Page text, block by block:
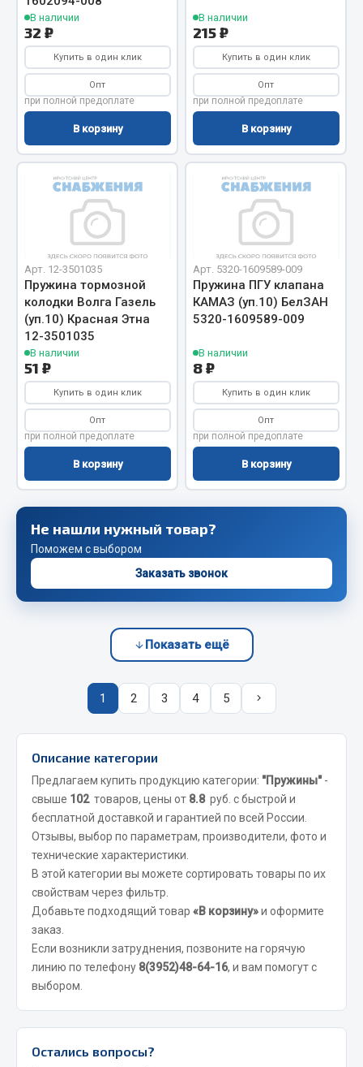
Тормозная система
Двигатель
Подвеска
Система питания
Система выпуска газа
Система охлаждения
Показать ещё
Весь раздел
Запчасти SHAANXI (SHACMAN)
Система питания
Тормозная система
Колеса и шины
Система охлаждения
Подвеска
Оперение кабины
Показать ещё
Подвеска
Система охлаждения
Ось передняя
Тормозная система
Электрооборудование
Показать ещё
Весь раздел
Фильтры
JSB
Mann-filter
Vic
Автоторг
Дифа
Цитрон
Фильтры DONALDSON
Показать ещё
В наличии
32 ₽
Купить в один клик
Опт
при полной предоплате
В корзину
В наличии
215 ₽
Купить в один клик
Опт
при полной предоплате
В корзину
Арт. 12-3501035
Пружина тормозной
колодки Волга Газель
(уп.10) Красная Этна
12-3501035
В наличии
51 ₽
Купить в один клик
Опт
при полной предоплате
В корзину
Арт. 5320-1609589-009
Пружина ПГУ клапана
КАМАЗ (уп.10) БелЗАН
5320-1609589-009
В наличии
8 ₽
Купить в один клик
Опт
при полной предоплате
В корзину
Не нашли нужный товар?
Поможем с выбором
Заказать звонок
Показать ещё
1 2 3 4 5
Описание категории
Предлагаем купить продукцию категории: "Пружины"-
свыше 102 товаров, цены от 8.8 руб. с быстрой и
бесплатной доставкой и гарантией по всей России.
Отзывы, выбор по параметрам, производители, фото и
технические характеристики.
В этой категории вы можете сортировать товары по их
свойствам через фильтр.
Добавьте подходящий товар «В корзину»и оформите
заказ.
Если возникли затруднения, позвоните на горячую
линию по телефону 8(3952)48-64-16, и вам помогут с
выбором.
Остались вопросы?